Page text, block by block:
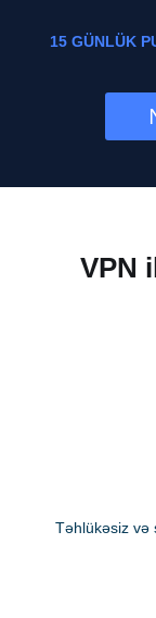
15 GÜNLÜK
VPN
Təhlükəsiz və